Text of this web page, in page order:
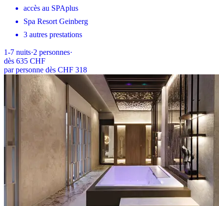
accès au SPAplus
Spa Resort Geinberg
3 autres prestations
1-7 nuits·2 personnes·
dès 635 CHF
par personne dès CHF 318